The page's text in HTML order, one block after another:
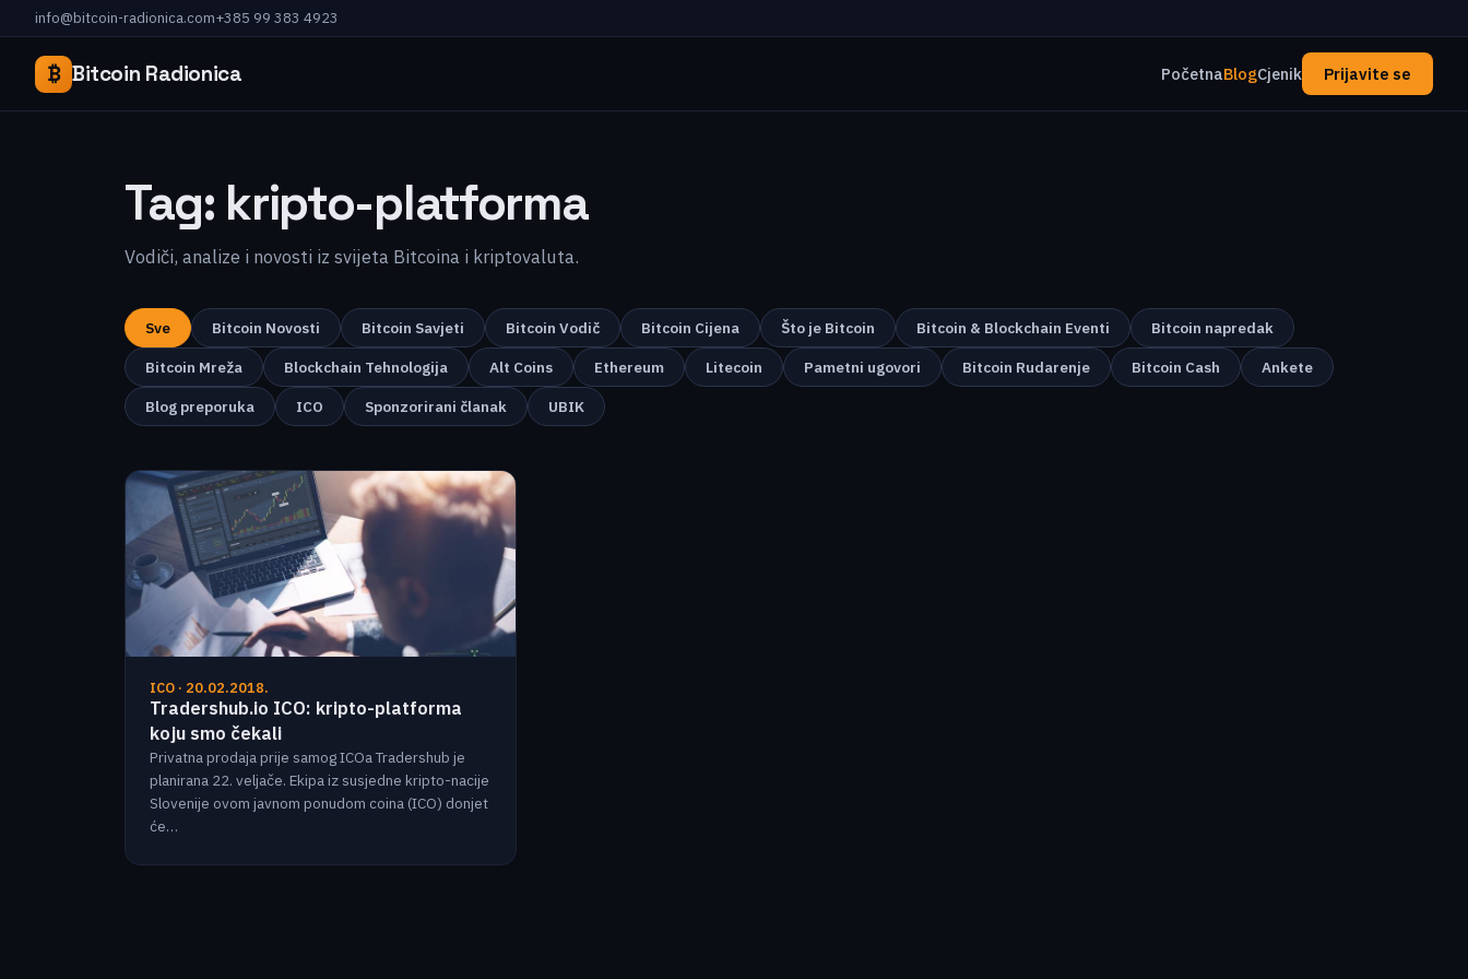
info@bitcoin-radionica.com+385 99 383 4923
₿ Bitcoin Radionica PočetnaBlogCjenik Prijavite se
Tag: kripto-platforma
Vodiči, analize i novosti iz svijeta Bitcoina i kriptovaluta.
Sve Bitcoin Novosti Bitcoin Savjeti Bitcoin Vodič Bitcoin Cijena Što je Bitcoin Bitcoin & Blockchain Eventi
Bitcoin napredak
Bitcoin Mreža
Blockchain Tehnologija Alt Coins Ethereum Litecoin Pametni ugovori Bitcoin Rudarenje Bitcoin Cash
Ankete
Blog preporuka
ICO Sponzorirani članak UBIK
ICO · 20.02.2018.
Tradershub.io ICO: kripto-platforma
koju smo čekali
Privatna prodaja prije samog ICOa Tradershub je
planirana 22. veljače. Ekipa iz susjedne kripto-nacije
Slovenije ovom javnom ponudom coina (ICO) donjet
će…